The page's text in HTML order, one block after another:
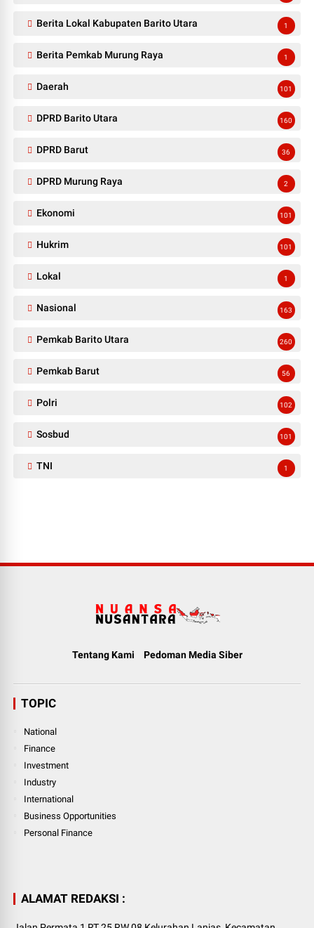
Berita Lokal Kabupaten Barito Utara 1
Berita Pemkab Murung Raya 1
Daerah 101
DPRD Barito Utara 160
DPRD Barut 36
DPRD Murung Raya 2
Ekonomi 101
Hukrim 101
Lokal 1
Nasional 163
Pemkab Barito Utara 260
Pemkab Barut 56
Polri 102
Sosbud 101
TNI 1
Tentang Kami Pedoman Media Siber
TOPIC
National
Finance
Investment
Industry
International
Business Opportunities
Personal Finance
ALAMAT REDAKSI :